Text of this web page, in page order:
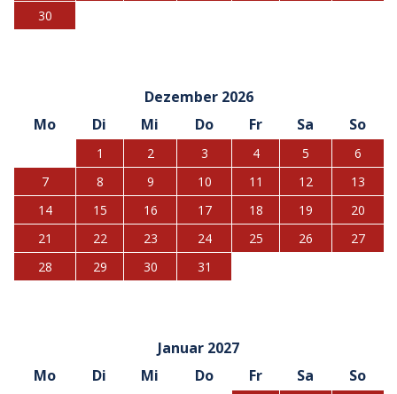
30
Dezember 2026
Mo
Di Mi Do Fr Sa So
1 2 3 4 5
6
7
8 9 10 11 12
13
14
15 16 17 18 19
20
21
22 23 24 25 26
27
28
29 30 31
Januar 2027
Mo
Di Mi Do Fr Sa So